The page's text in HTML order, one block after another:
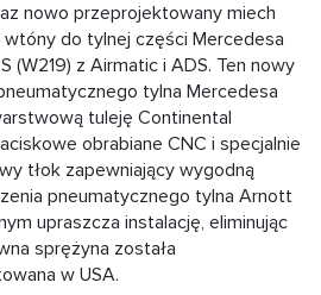
nowo przeprojektowany miech
do tylnej części Mercedesa
(W219) z Airmatic i ADS. Ten nowy
tylna Mercedesa
tuleję Continental
obrabiane CNC i specjalnie
tłok zapewniający wygodną
pneumatycznego tylna Arnott
upraszcza instalację, eliminując
sprężyna została
w USA.